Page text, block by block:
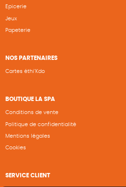
Epicerie
Jeux
Papeterie
NOS PARTENAIRES
Cartes éthi’Kdo
BOUTIQUE LA SPA
Conditions de vente
Politique de confidentialité
Mentions légales
Cookies
SERVICE CLIENT